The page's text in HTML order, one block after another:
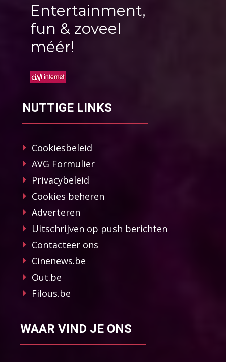
Entertainment,
fun & zoveel
méér!
NUTTIGE LINKS
Cookiesbeleid
AVG Formulier
Privacybeleid
Cookies beheren
Adverteren
Uitschrijven op push berichten
Contacteer ons
Cinenews.be
Out.be
Filous.be
WAAR VIND JE ONS